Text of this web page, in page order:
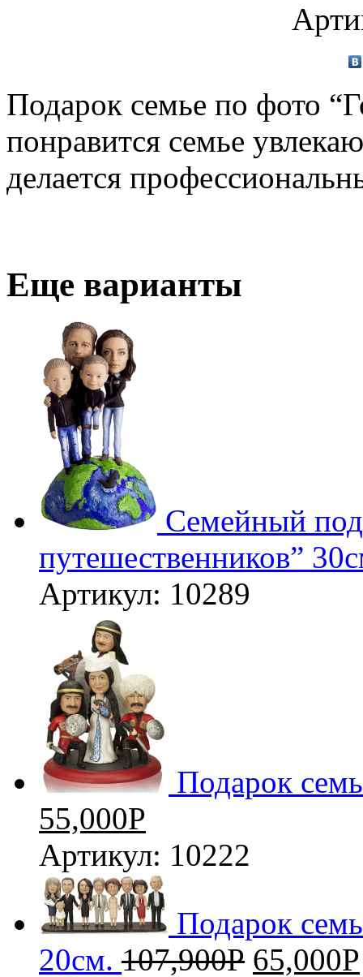
Подарок семье по фото
понравится семье
делается
Еще варианты
Семейный
путешественников”
Артикул: 10289
Подарок
55,000Р
Артикул: 10222
Подарок
20см. 107,900Р 65,000Р